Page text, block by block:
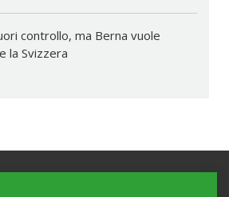
controllo, ma Berna vuole
la Svizzera